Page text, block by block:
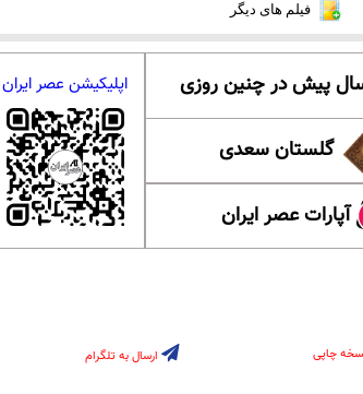
فیلم های دیگر
گلستان سعدی
آپارات عصر ایران
اپلیکیشن عصر ایران
چاپی ارسال به تلگرام